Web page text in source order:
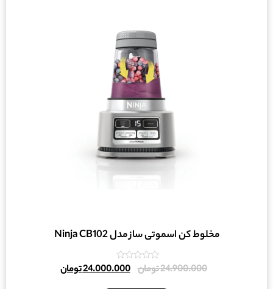
مخلوط کن اسموتی ساز مدل Ninja CB102
امتیاز
0 24.900.000تومان 24.000.000تومان